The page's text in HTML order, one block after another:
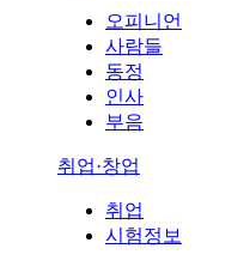
오피니언
사람들
동정
인사
부음
취업·창업
취업
시험정보